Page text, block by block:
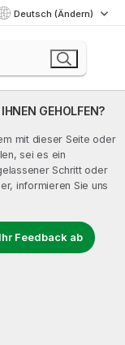
Deutsch (Ändern)
GEHOLFEN?
mit dieser Seite oder
sei es ein
Schritt oder
informieren Sie uns
Feedback ab